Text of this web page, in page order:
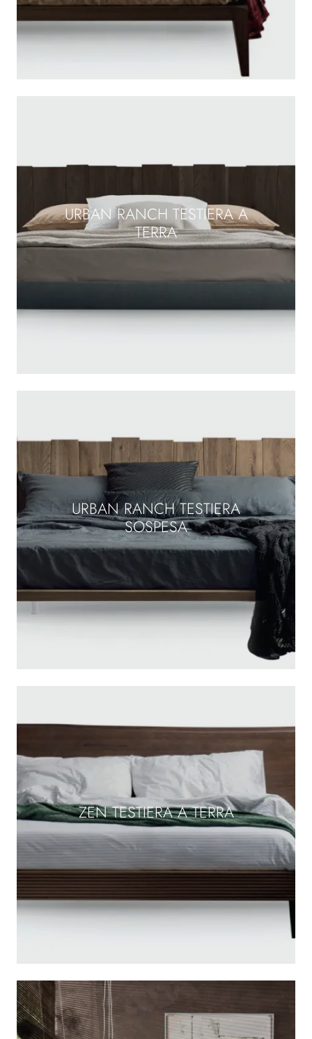
URBAN RANCH TESTIERA A
TERRA
URBAN RANCH TESTIERA
SOSPESA
ZEN TESTIERA A TERRA